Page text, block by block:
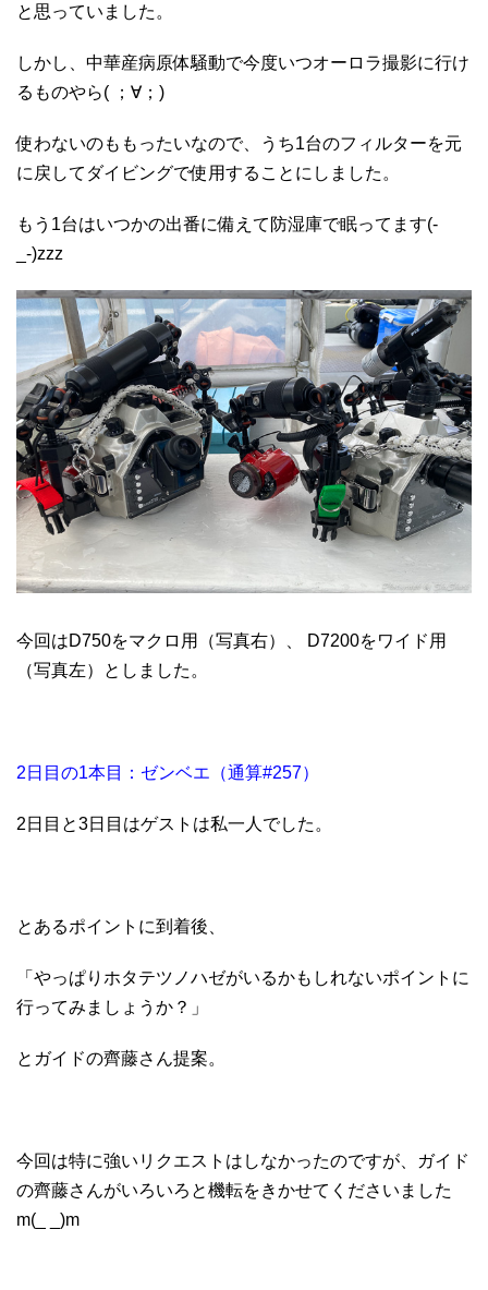
と思っていました。
しかし、中華産病原体騒動で今度いつオーロラ撮影に行け
るものやら( ；∀；)
使わないのももったいなので、うち1台のフィルターを元
に戻してダイビングで使用することにしました。
もう1台はいつかの出番に備えて防湿庫で眠ってます(-
_-)zzz
今回はD750をマクロ用（写真右）、 D7200をワイド用
（写真左）としました。
2日目の1本目：ゼンベエ（通算#257）
2日目と3日目はゲストは私一人でした。
とあるポイントに到着後、
「やっぱりホタテツノハゼがいるかもしれないポイントに
行ってみましょうか？」
とガイドの齊藤さん提案。
今回は特に強いリクエストはしなかったのですが、ガイド
の齊藤さんがいろいろと機転をきかせてくださいました
m(_ _)m